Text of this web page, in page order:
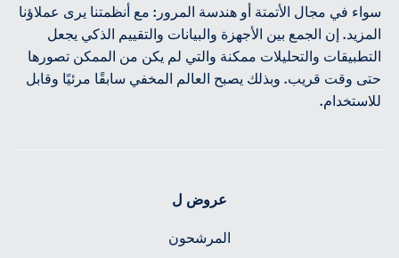
سواء في مجال الأتمتة أو هندسة المرور: مع أنظمتنا يرى عملاؤنا
المزيد. إن الجمع بين الأجهزة والبيانات والتقييم الذكي يجعل
التطبيقات والتحليلات ممكنة والتي لم يكن من الممكن تصورها
حتى وقت قريب. وبذلك يصبح العالم المخفي سابقًا مرئيًا وقابل
للاستخدام.
عروض ل
المرشحون